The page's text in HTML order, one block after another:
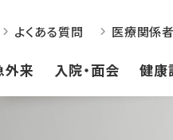
よくある質問 医療関係
外来 入院・面会 健康